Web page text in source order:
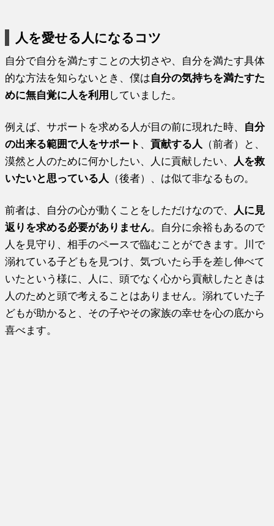
人を愛せる人になるコツ
自分で自分を満たすことの大切さや、自分を満たす具体
的な方法を知らないとき、僕は自分の気持ちを満たすた
めに無自覚に人を利用 していました。
例えば、サポートを求める人が目の前に現れた時、 自分
の出来る範囲で人をサポート 、貢献する人
（前者）と、
漠然と人のために何かしたい、人に貢献したい、
人を救
いたいと思っている人
（後者）、は似て非なるもの。
前者は、自分の心が動くことをしただけなので、
人に見
返りを求める必要がありません。自分に余裕もあるので
人を見守り、相手のペースで臨むことができます。川で
溺れている子どもを見つけ、気づいたら手を差し伸べて
いたという様に、人に、頭でなく心から貢献したときは
人のためと頭で考えることはありません。溺れていた子
どもが助かると、その子やその家族の幸せを心の底から
喜べます。